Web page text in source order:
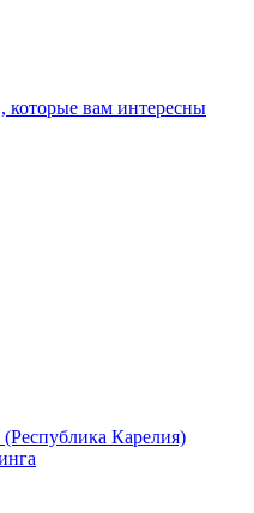
которые вам интересны
Карелия)